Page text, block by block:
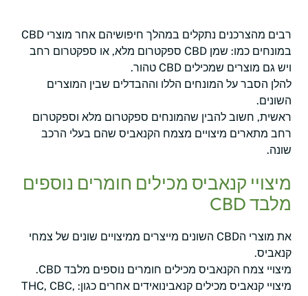
רבים מהצרכנים נתקלים במהלך חיפושיהם אחר מוצרי CBD
במונחים כמו: שמן CBD ספקטרום מלא, או ספקטרום רחב
ויש גם מוצרים שמכילים CBD טהור.
להלן הסבר על המונחים הללו וההבדלים שבין המוצרים
השונים.
ראשית, חשוב להבין שהמונחים ספקטרום מלא וספקטרום
רחב מתארים מיצויים מצמח הקנאביס שהם בעלי הרכב
שונה.
מיצויי קנאביס מכילים חומרים נוספים
מלבד CBD
את מוצרי הCBD השונים מייצרים ממיצויים שונים של צמחי
קנאביס.
מיצויי צמח הקנאביס מכילים חומרים נוספים מלבד CBD.
מיצויי קנאביס מכילים קנאבינואידים אחרים כגון: THC, CBC,